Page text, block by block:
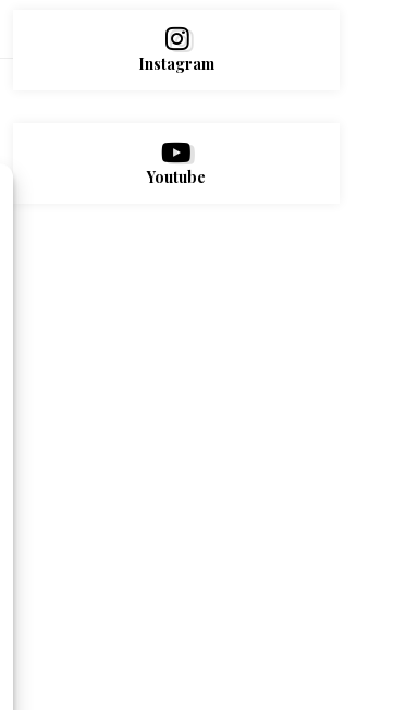
Instagram
Youtube